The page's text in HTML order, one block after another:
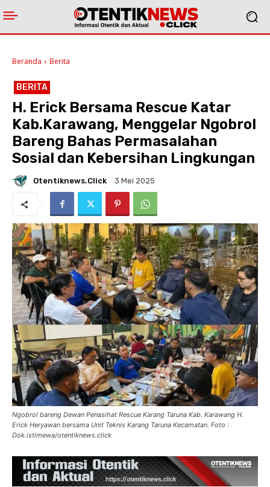
Beranda Berita
BERITA
H. Erick Bersama Rescue Katar
Kab.Karawang, Menggelar Ngobrol
Bareng Bahas Permasalahan
Sosial dan Kebersihan Lingkungan
Otentiknews.click 3 Mei 2025
Ngobrol bareng Dewan Penasihat Rescue Karang Taruna Kab. Karawang H.
Erick Heryawan bersama Unit Teknis Karang Taruna Kecamatan. Foto :
Dok.istimewa/otentiknews.click